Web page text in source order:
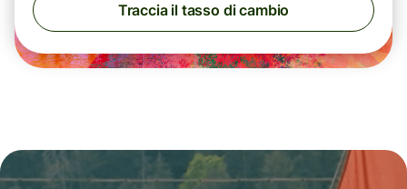
Traccia il tasso di cambio